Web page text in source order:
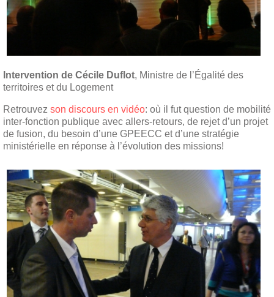
Intervention de Cécile Duflot, Ministre de l’Égalité des
territoires et du Logement
Retrouvez son discours en vidéo: où il fut question de mobilité
inter-fonction publique avec allers-retours, de rejet d’un projet
de fusion, du besoin d’une GPEECC et d’une stratégie
ministérielle en réponse à l’évolution des missions!